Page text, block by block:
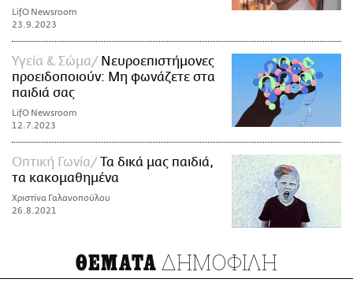
LifO Newsroom
23.9.2023
Υγεία & Σώμα
Νευροεπιστήμονες
προειδοποιούν: Μη φωνάζετε στα
παιδιά σας
LifO Newsroom
12.7.2023
Οπτική Γωνία
Τα δικά μας παιδιά,
τα κακομαθημένα
Χριστίνα Γαλανοπούλου
26.8.2021
ΘΕΜΑΤΑ ΔΗΜΟΦΙΛΗ